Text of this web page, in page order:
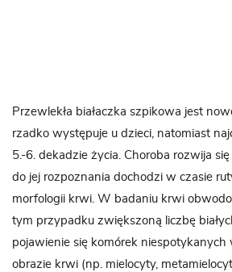
Przewlekła białaczka szpikowa jest
rzadko występuje u dzieci, natomiast
5.-6. dekadzie życia. Choroba rozwija
do jej rozpoznania dochodzi w czasie
morfologii krwi. W badaniu krwi
tym przypadku zwiększoną liczbę
pojawienie się komórek niespotykanych
obrazie krwi (np. mielocyty,